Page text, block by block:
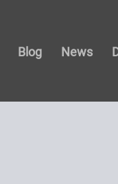
Blog News